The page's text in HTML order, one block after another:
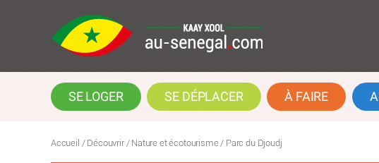
SE LOGER SE DÉPLACER À FAIRE
Accueil / Découvrir/ Nature et écotourisme / Parc du Djoudj